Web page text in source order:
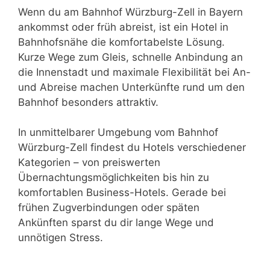
Wenn du am Bahnhof Würzburg-Zell in Bayern
ankommst oder früh abreist, ist ein Hotel in
Bahnhofsnähe die komfortabelste Lösung.
Kurze Wege zum Gleis, schnelle Anbindung an
die Innenstadt und maximale Flexibilität bei An-
und Abreise machen Unterkünfte rund um den
Bahnhof besonders attraktiv.
In unmittelbarer Umgebung vom Bahnhof
Würzburg-Zell findest du Hotels verschiedener
Kategorien – von preiswerten
Übernachtungsmöglichkeiten bis hin zu
komfortablen Business-Hotels. Gerade bei
frühen Zugverbindungen oder späten
Ankünften sparst du dir lange Wege und
unnötigen Stress.